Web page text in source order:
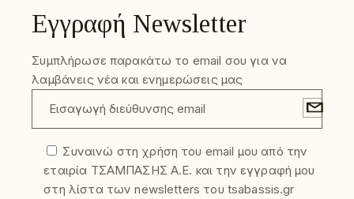
Εγγραφή Newsletter
Συμπλήρωσε παρακάτω το email σου για να
λαμβάνεις νέα και ενημερώσεις μας
Συναινώ στη χρήση του email μου από την
εταιρία ΤΣΑΜΠΑΣΗΣ Α.Ε. και την εγγραφή μου
στη λίστα των newsletters του tsabassis.gr